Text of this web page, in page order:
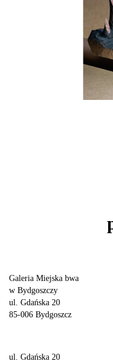
Galeria Miejska bwa
w Bydgoszczy
ul. Gdańska 20
85-006 Bydgoszcz
ul. Gdańska 20